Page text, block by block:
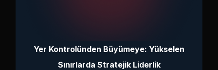
Yer Kontrolünden Büyümeye: Yükselen
Sınırlarda Stratejik Liderlik